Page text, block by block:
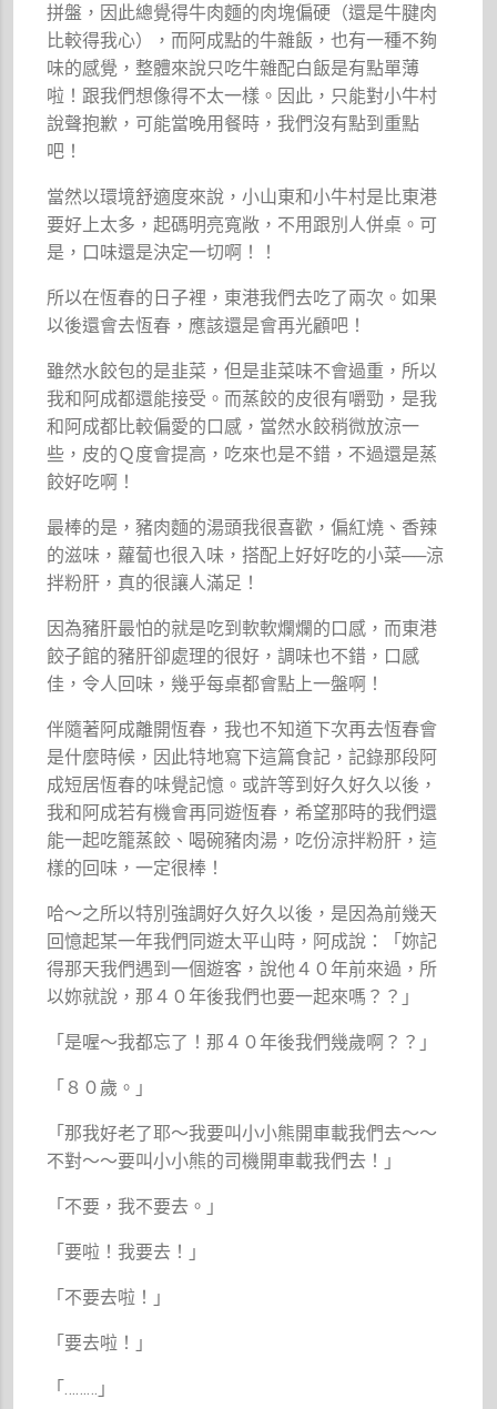
拼盤，因此總覺得牛肉麵的肉塊偏硬（還是牛腱肉
比較得我心），而阿成點的牛雜飯，也有一種不夠
味的感覺，整體來說只吃牛雜配白飯是有點單薄
啦！跟我們想像得不太一樣。因此，只能對小牛村
說聲抱歉，可能當晚用餐時，我們沒有點到重點
吧！
當然以環境舒適度來說，小山東和小牛村是比東港
要好上太多，起碼明亮寬敞，不用跟別人併桌。可
是，口味還是決定一切啊！！
所以在恆春的日子裡，東港我們去吃了兩次。如果
以後還會去恆春，應該還是會再光顧吧！
雖然水餃包的是韭菜，但是韭菜味不會過重，所以
我和阿成都還能接受。而蒸餃的皮很有嚼勁，是我
和阿成都比較偏愛的口感，當然水餃稍微放涼一
些，皮的Ｑ度會提高，吃來也是不錯，不過還是蒸
餃好吃啊！
最棒的是，豬肉麵的湯頭我很喜歡，偏紅燒、香辣
的滋味，蘿蔔也很入味，搭配上好好吃的小菜──涼
拌粉肝，真的很讓人滿足！
因為豬肝最怕的就是吃到軟軟爛爛的口感，而東港
餃子館的豬肝卻處理的很好，調味也不錯，口感
佳，令人回味，幾乎每桌都會點上一盤啊！
伴隨著阿成離開恆春，我也不知道下次再去恆春會
是什麼時候，因此特地寫下這篇食記，記錄那段阿
成短居恆春的味覺記憶。或許等到好久好久以後，
我和阿成若有機會再同遊恆春，希望那時的我們還
能一起吃籠蒸餃、喝碗豬肉湯，吃份涼拌粉肝，這
樣的回味，一定很棒！
哈～之所以特別強調好久好久以後，是因為前幾天
回憶起某一年我們同遊太平山時，阿成說：「妳記
得那天我們遇到一個遊客，說他４０年前來過，所
以妳就說，那４０年後我們也要一起來嗎？？」
「是喔～我都忘了！那４０年後我們幾歲啊？？」
「８０歲。」
「那我好老了耶～我要叫小小熊開車載我們去～～
不對～～要叫小小熊的司機開車載我們去！」
「不要，我不要去。」
「要啦！我要去！」
「不要去啦！」
「要去啦！」
「………」